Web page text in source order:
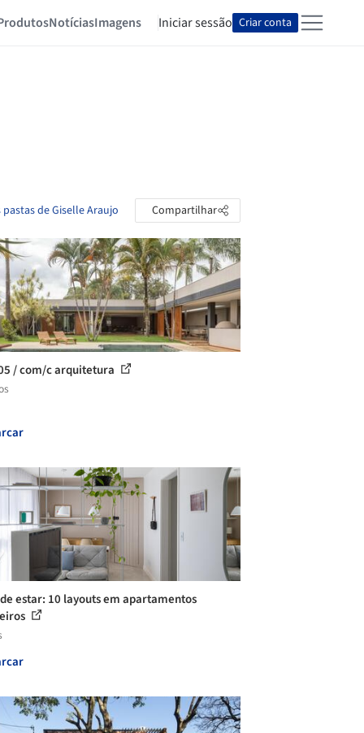
NotíciasImagens Iniciar sessão Criar conta
pastas de Giselle Araujo Compartilhar
/ com/c arquitetura
estar: 10 layouts em apartamentos